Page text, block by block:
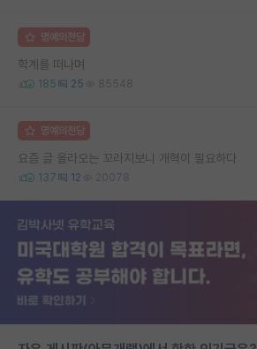
명예의전당
학계를 떠나며
185 25 85548
명예의전당
요즘 글 올라오는 꼬라지보니 개혁이 필요하다
137 12 20078